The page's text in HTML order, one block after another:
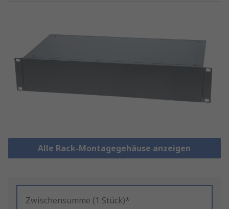
Alle Rack-Montagegehäuse anzeigen
Zwischensumme (1 Stück)*